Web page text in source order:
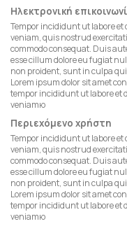
Ηλεκτρονική
Tempor incididunt ut labore
veniam, quis nostrud
commodo consequat. Duis
esse cillum dolore eu fugiat
non proident, sunt in culpa
Lorem ipsum dolor sit amet
tempor incididunt ut labore et
veniamю
Περιεχόμενο χρήστη
Tempor incididunt ut labore
veniam, quis nostrud
commodo consequat. Duis
esse cillum dolore eu fugiat
non proident, sunt in culpa
Lorem ipsum dolor sit amet
tempor incididunt ut labore et
veniamю